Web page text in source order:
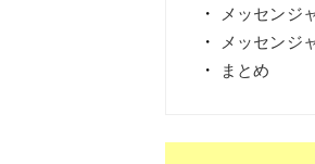
メッセンジ
メッセンジ
まとめ